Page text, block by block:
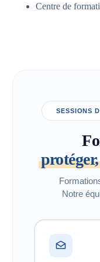
Centre de
SESSIONS
Notre